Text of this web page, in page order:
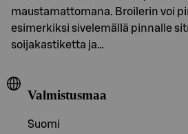
maustamattomana. Broilerin voi
esimerkiksi sivelemällä pinnalle
soijakastiketta ja…
Valmistusmaa
Suomi